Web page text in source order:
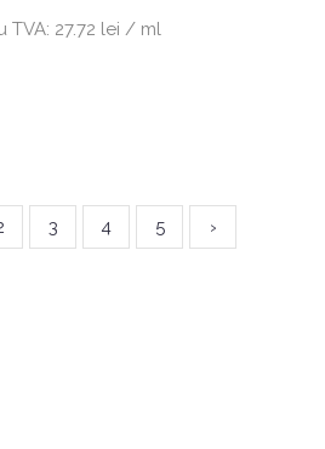
TVA: 27.72 lei / ml
3 4 5 ›